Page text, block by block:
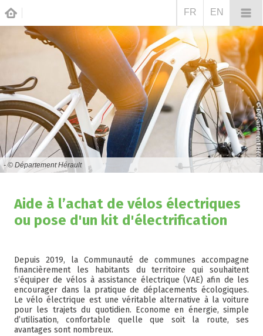
- © Département Hérault
Aide à l’achat de vélos électriques
ou pose d'un kit d'électrification
Depuis 2019, la Communauté de communes accompagne
financièrement les habitants du territoire qui souhaitent
s’équiper de vélos à assistance électrique (VAE) afin de les
encourager dans la pratique de déplacements écologiques.
Le vélo électrique est une véritable alternative à la voiture
pour les trajets du quotidien. Econome en énergie, simple
d’utilisation, confortable quelle que soit la route, ses
avantages sont nombreux.
FR EN